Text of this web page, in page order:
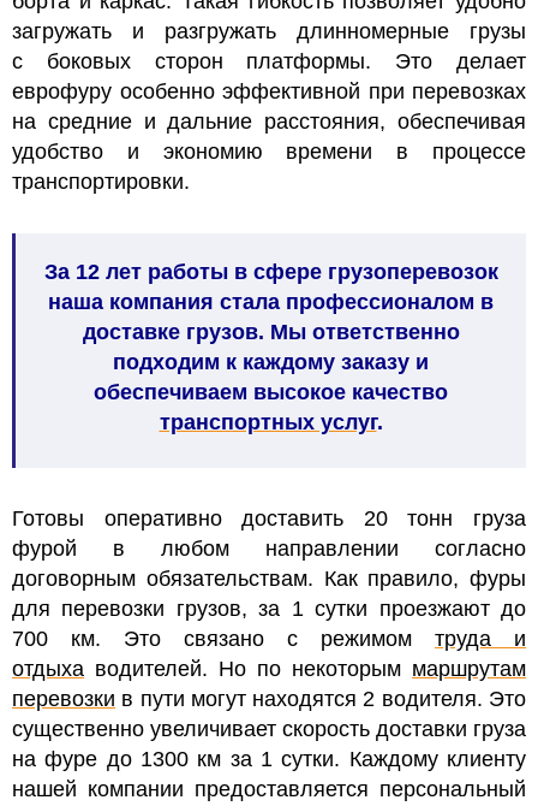
загружать и разгружать длинномерные грузы
с боковых сторон платформы. Это делает
еврофуру особенно эффективной при перевозках
на средние и дальние расстояния, обеспечивая
удобство и экономию времени в процессе
транспортировки.
За 12 лет работы в сфере грузоперевозок
наша компания стала профессионалом в
доставке грузов. Мы ответственно
подходим к каждому заказу и
обеспечиваем высокое качество
транспортных услуг.
Готовы оперативно доставить 20 тонн груза
фурой в любом направлении согласно
договорным обязательствам. Как правило, фуры
для перевозки грузов, за 1 сутки проезжают до
700 км. Это связано с режимом труда и
отдыха водителей. Но по некоторым маршрутам
перевозки в пути могут находятся 2 водителя. Это
существенно увеличивает скорость доставки груза
на фуре до 1300 км за 1 сутки. Каждому клиенту
нашей компании предоставляется персональный